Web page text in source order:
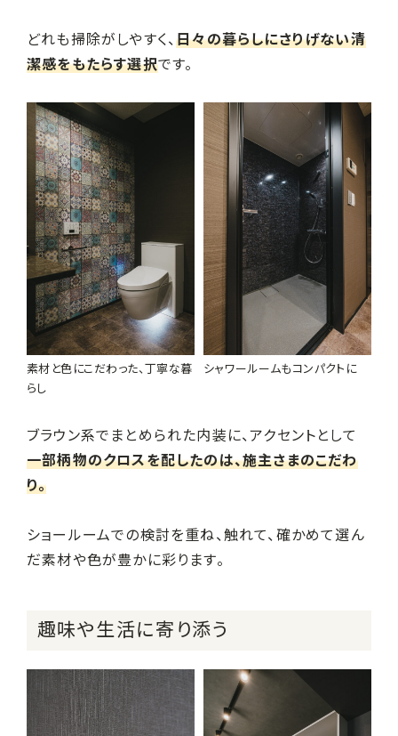
どれも掃除がしやすく、日々の暮らしにさりげない清
潔感をもたらす選択です。
素材と色にこだわった、丁寧な暮
らし
シャワールームもコンパクトに
ブラウン系でまとめられた内装に、アクセントとして
一部柄物のクロスを配したのは、施主さまのこだわ
り。
ショールームでの検討を重ね、触れて、確かめて選ん
だ素材や色が豊かに彩ります。
趣味や生活に寄り添う